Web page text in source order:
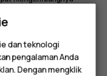
dan teknologi
pengalaman Anda
Dengan mengklik